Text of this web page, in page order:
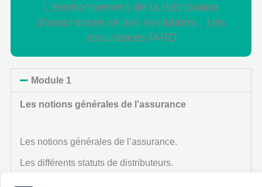
L'environnement de la distribution
d'assurances et ses évolutions ; Les
assurances IARD
Module 1
Les notions générales de l’assurance
Les notions générales de l’assurance.
Les différents statuts de distributeurs.